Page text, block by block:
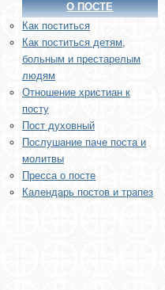
О ПОСТЕ
Как поститься
Как поститься детям,
больным и престарелым
людям
Отношение христиан к
посту
Пост духовный
Послушание паче поста и
молитвы
Пресса о посте
Календарь постов и трапез